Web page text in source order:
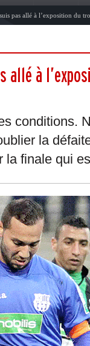
pas allé à l’exposition du
allé à
conditions.
la
finale qui